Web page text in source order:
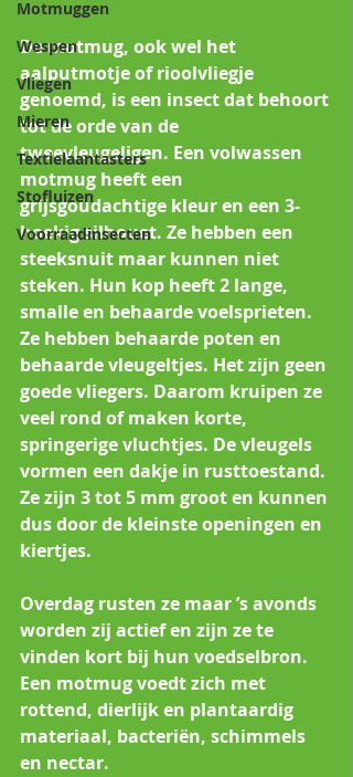
Motmuggen
Wespen
Vliegen
Mieren
Textielaantasters
Stofluizen
Voorraadinsecten
De motmug, ook wel het
aalputmotje of rioolvliegje
genoemd, is een insect dat behoort
tot de orde van de
tweevleugeligen. Een volwassen
motmug heeft een
grijsgoudachtige kleur en een 3-
hoekig silhouet. Ze hebben een
steeksnuit maar kunnen niet
steken. Hun kop heeft 2 lange,
smalle en behaarde voelsprieten.
Ze hebben behaarde poten en
behaarde vleugeltjes. Het zijn geen
goede vliegers. Daarom kruipen ze
veel rond of maken korte,
springerige vluchtjes. De vleugels
vormen een dakje in rusttoestand.
Ze zijn 3 tot 5 mm groot en kunnen
dus door de kleinste openingen en
kiertjes.
Overdag rusten ze maar ’s avonds
worden zij actief en zijn ze te
vinden kort bij hun voedselbron.
Een motmug voedt zich met
rottend, dierlijk en plantaardig
materiaal, bacteriën, schimmels
en nectar.